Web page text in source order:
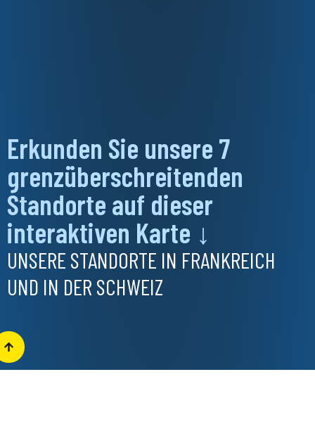
Erkunden Sie unsere 7
grenzüberschreitenden
Standorte auf dieser
interaktiven Karte ↓
UNSERE STANDORTE IN FRANKREICH
UND IN DER SCHWEIZ